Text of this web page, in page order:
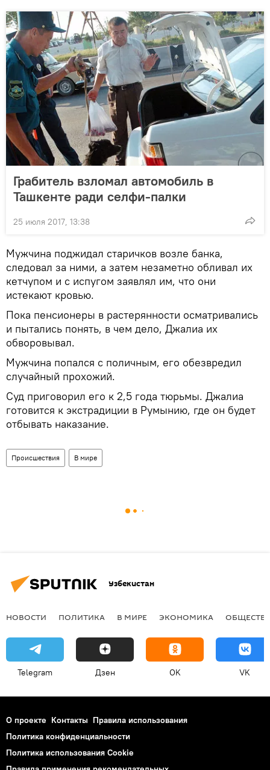
Грабитель взломал автомобиль в
Ташкенте ради селфи-палки
25 июля 2017, 13:38
Мужчина поджидал старичков возле банка,
следовал за ними, а затем незаметно обливал их
кетчупом и с испугом заявлял им, что они
истекают кровью.
Пока пенсионеры в растерянности осматривались
и пытались понять, в чем дело, Джалиа их
обворовывал.
Мужчина попался с поличным, его обезвредил
случайный прохожий.
Суд приговорил его к 2,5 года тюрьмы. Джалиа
готовится к экстрадиции в Румынию, где он будет
отбывать наказание.
Происшествия В мире
Узбекистан
НОВОСТИ ПОЛИТИКА В МИРЕ ЭКОНОМИКА
Telegram Дзен OK VK
О проекте Контакты Правила использования
Политика конфиденциальности
Политика использования Cookie